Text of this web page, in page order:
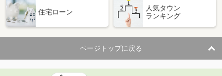
住宅ローン
人気タウン
ランキング
ページトップに戻る